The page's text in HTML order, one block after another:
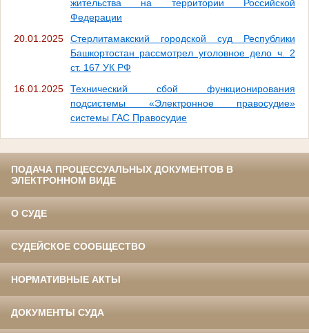
жительства на территории Российской
Федерации
20.01.2025
Стерлитамакский городской суд Республики
Башкортостан рассмотрел уголовное дело ч. 2
ст. 167 УК РФ
16.01.2025
Технический сбой функционирования
подсистемы «Электронное правосудие»
системы ГАС Правосудие
ПОДАЧА ПРОЦЕССУАЛЬНЫХ ДОКУМЕНТОВ В
ЭЛЕКТРОННОМ ВИДЕ
О СУДЕ
СУДЕЙСКОЕ СООБЩЕСТВО
НОРМАТИВНЫЕ АКТЫ
ДОКУМЕНТЫ СУДА